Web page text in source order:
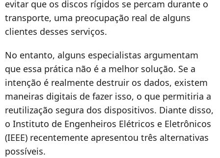
evitar que os discos rígidos se percam durante o
transporte, uma preocupação real de alguns
clientes desses serviços.
No entanto, alguns especialistas argumentam
que essa prática não é a melhor solução. Se a
intenção é realmente destruir os dados, existem
maneiras digitais de fazer isso, o que permitiria a
reutilização segura dos dispositivos. Diante disso,
o Instituto de Engenheiros Elétricos e Eletrônicos
(IEEE) recentemente apresentou três alternativas
possíveis.